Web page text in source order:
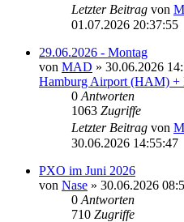
Letzter Beitrag von
01.07.2026 20:37:55
29.06.2026 - Montag
von MAD » 30.06.2026
Hamburg Airport (HAM) +
0 Antworten
1063 Zugriffe
Letzter Beitrag von
30.06.2026 14:55:47
PXO im Juni 2026
von Nase » 30.06.2026
0 Antworten
710 Zugriffe